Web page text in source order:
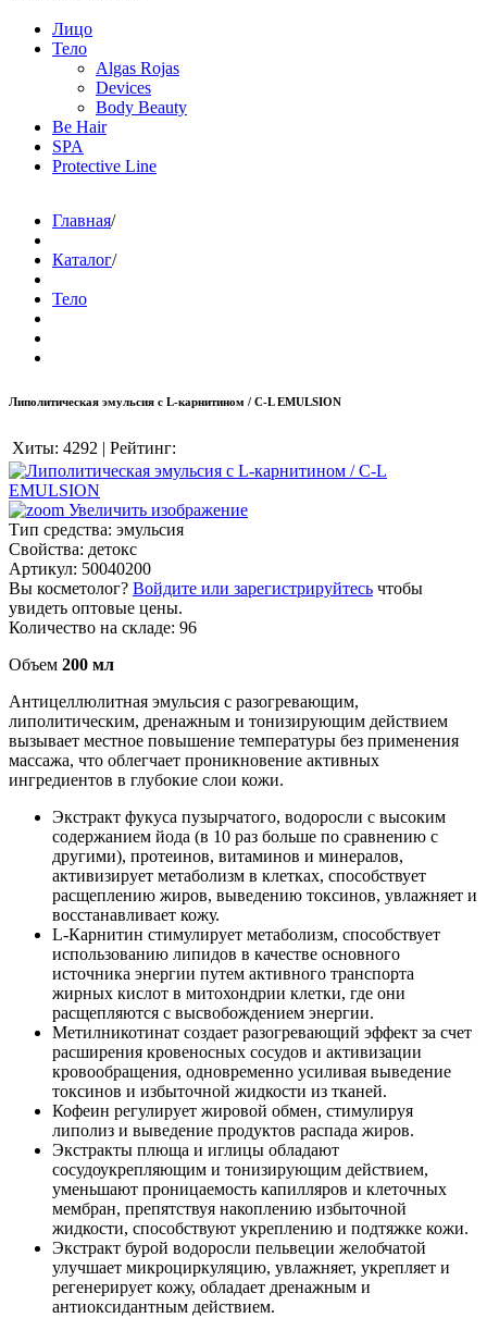
Лицо
Тело
Algas Rojas
Devices
Body Beauty
Be Hair
SPA
Protective Line
Главная/
Каталог/
Тело
Липолитическая эмульсия с L-карнитином / C-L EMULSION
Хиты: 4292 | Рейтинг:
Увеличить изображение
Тип средства: эмульсия
Свойства: детокс
Артикул: 50040200
Вы косметолог? Войдите или зарегистрируйтесь чтобы
увидеть оптовые цены.
Количество на складе: 96
Объем 200 мл
Антицеллюлитная эмульсия с разогревающим,
липолитическим, дренажным и тонизирующим действием
вызывает местное повышение температуры без применения
массажа, что облегчает проникновение активных
ингредиентов в глубокие слои кожи.
Экстракт фукуса пузырчатого, водоросли с высоким
содержанием йода (в 10 раз больше по сравнению с
другими), протеинов, витаминов и минералов,
активизирует метаболизм в клетках, способствует
расщеплению жиров, выведению токсинов, увлажняет и
восстанавливает кожу.
L-Карнитин стимулирует метаболизм, способствует
использованию липидов в качестве основного
источника энергии путем активного транспорта
жирных кислот в митохондрии клетки, где они
расщепляются с высвобождением энергии.
Метилникотинат создает разогревающий эффект за счет
расширения кровеносных сосудов и активизации
кровообращения, одновременно усиливая выведение
токсинов и избыточной жидкости из тканей.
Кофеин регулирует жировой обмен, стимулируя
липолиз и выведение продуктов распада жиров.
Экстракты плюща и иглицы обладают
сосудоукрепляющим и тонизирующим действием,
уменьшают проницаемость капилляров и клеточных
мембран, препятствуя накоплению избыточной
жидкости, способствуют укреплению и подтяжке кожи.
Экстракт бурой водоросли пельвеции желобчатой
улучшает микроциркуляцию, увлажняет, укрепляет и
регенерирует кожу, обладает дренажным и
антиоксидантным действием.